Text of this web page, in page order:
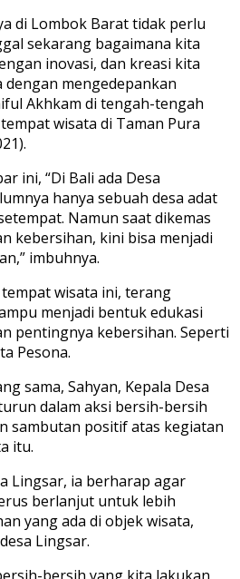
di Lombok Barat tidak perlu
sekarang bagaimana kita
inovasi, dan kreasi kita
dengan mengedepankan
Akhkam di tengah-tengah
wisata di Taman Pura
ini, “Di Bali ada Desa
hanya sebuah desa adat
Namun saat dikemas
kebersihan, kini bisa menjadi
imbuhnya.
wisata ini, terang
menjadi bentuk edukasi
pentingnya kebersihan. Seperti
Pesona.
sama, Sahyan, Kepala Desa
dalam aksi bersih-bersih
sambutan positif atas kegiatan
itu.
Lingsar, ia berharap agar
berlanjut untuk lebih
yang ada di objek wisata,
Lingsar.